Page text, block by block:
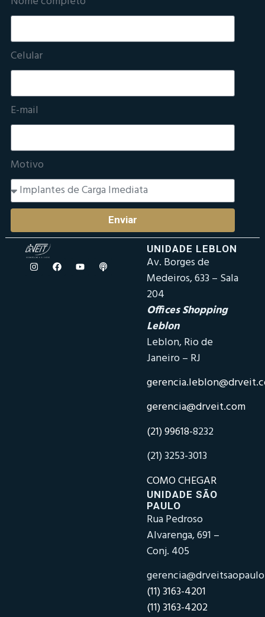
Celular
E-mail
Motivo
Enviar
UNIDADE LEBLON
Av. Borges de
Medeiros, 633 – Sala
204
Offices Shopping
Leblon
Leblon, Rio de
Janeiro – RJ
gerencia@drveit.com
(21) 99618-8232
(21) 3253-3013
COMO CHEGAR
UNIDADE SÃO
PAULO
Rua Pedroso
Alvarenga, 691 –
Conj. 405
(11) 3163-4201
(11) 3163-4202